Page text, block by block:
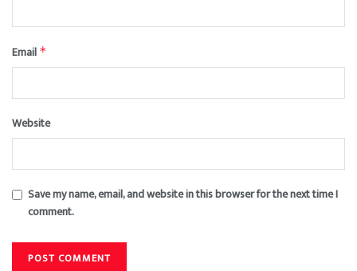
Email *
Website
Save my name, email, and website in this browser for the next time I
comment.